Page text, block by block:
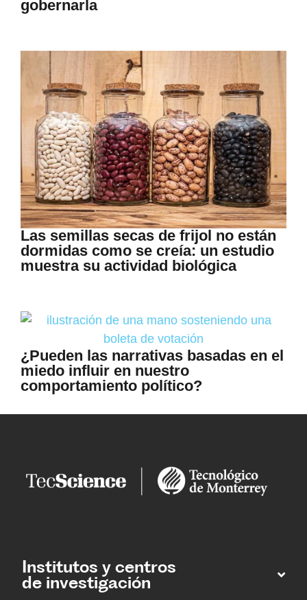
gobernarla
Las semillas secas de frijol no están
dormidas como se creía: un estudio
muestra su actividad biológica
¿Pueden las narrativas basadas en el
miedo influir en nuestro
comportamiento político?
Institutos y centros
de investigación